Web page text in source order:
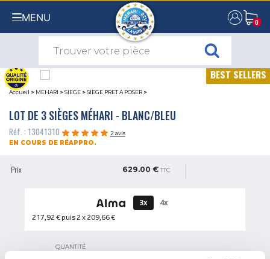
MENU 0
0
BEST SELLERS
Accueil > MEHARI >SIEGE >SIEGE PRET A POSER >
LOT DE 3 SIÈGES MÉHARI - BLANC/BLEU
Réf. : 13041310
2 avis
EN COURS DE RÉAPPRO.
Prix 629.00 € TTC
3x
4x
217,92 €puis 2 x 209,66 €
QUANTITÉ